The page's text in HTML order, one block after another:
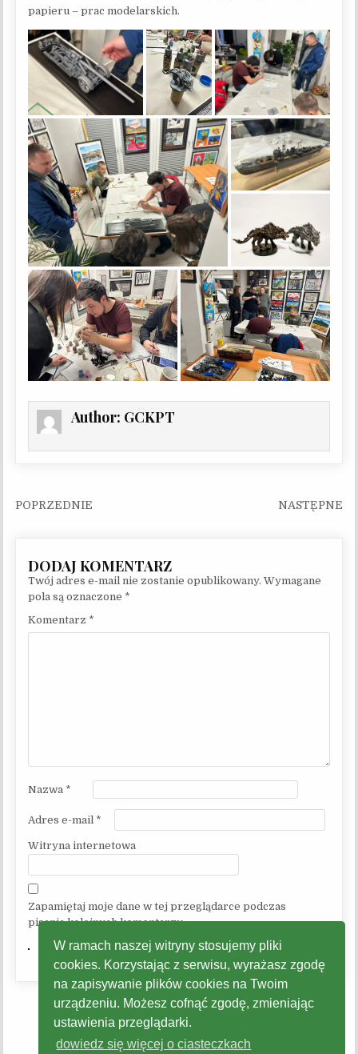
papieru – prac modelarskich.
Author: GCKPT
Nawigacja wpisu
Twój adres e-mail nie zostanie opublikowany. Wymagane
pola są oznaczone *
Komentarz *
Nazwa *
Adres e-mail *
Witryna internetowa
Zapamiętaj moje dane w tej przeglądarce podczas
pisania kolejnych komentarzy.
W ramach naszej witryny stosujemy pliki
cookies. Korzystając z serwisu, wyrażasz zgodę
na zapisywanie plików cookies na Twoim
urządzeniu. Możesz cofnąć zgodę, zmieniając
ustawienia przeglądarki.
dowiedz się więcej o ciasteczkach